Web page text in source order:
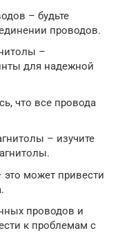
– будьте
проводов.
–
для надежной
что все провода
– изучите
может привести
проводов и
к проблемам с